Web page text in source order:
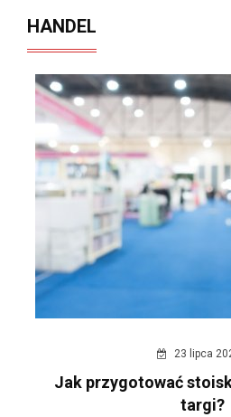
HANDEL
23 lipca
Jak przygotować
targi?